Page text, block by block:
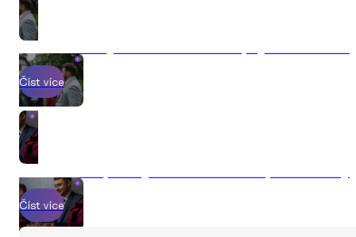
Číst více
Číst více